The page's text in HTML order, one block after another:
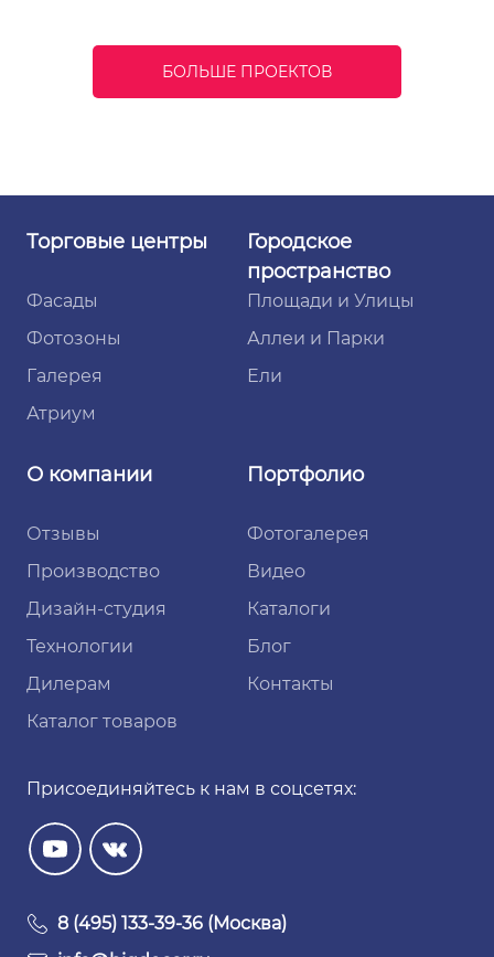
БОЛЬШЕ ПРОЕКТОВ
Торговые центры
Фасады
Фотозоны
Галерея
Атриум
Городское
пространство
Площади и Улицы
Аллеи и Парки
Ели
О компании
Отзывы
Производство
Дизайн-студия
Технологии
Дилерам
Каталог товаров
Портфолио
Фотогалерея
Видео
Каталоги
Блог
Контакты
Присоединяйтесь к нам в соцсетях:
8 (495) 133-39-36 (Москва)